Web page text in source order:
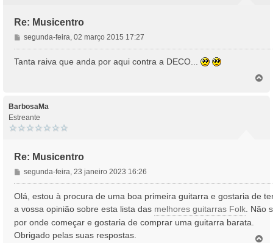
Re: Musicentro
M
e
e
segunda-feira, 02 março 2015 17:27
Tanta raiva que anda por aqui contra a DECO...
BarbosaMa
Estreante
Re: Musicentro
M
e
n
a
g
e
segunda-feira, 23 janeiro 2023 16:26
Olá, estou à procura de uma boa primeira guitarra e gostaria de
a vossa opinião sobre esta lista das melhores guitarras Folk . Não
por onde começar e gostaria de comprar uma guitarra barata.
Obrigado pelas suas respostas.